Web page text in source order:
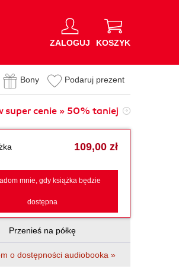
ZALOGUJ KOSZYK
Bony Podaruj prezent
super cenie » 50% taniej
109,00 zł
mnie, gdy książka będzie
dostępna
Przenieś na półkę
o dostępności audiobooka »